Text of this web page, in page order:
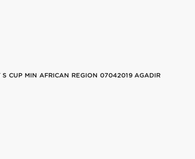
S CUP MIN AFRICAN REGION 07042019 AGADIR